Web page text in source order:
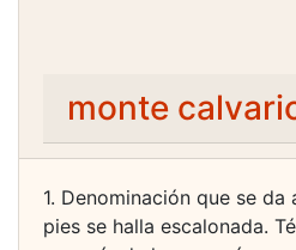
monte
1. Denominación que se da
pies se halla escalonada.